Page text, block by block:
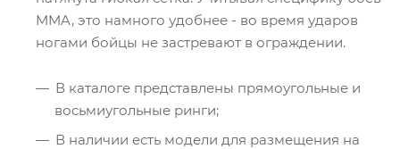
MMA, это намного удобнее - во время ударов
ногами бойцы не застревают в ограждении.
В каталоге представлены прямоугольные и
восьмиугольные ринги;
В наличии есть модели для размещения на